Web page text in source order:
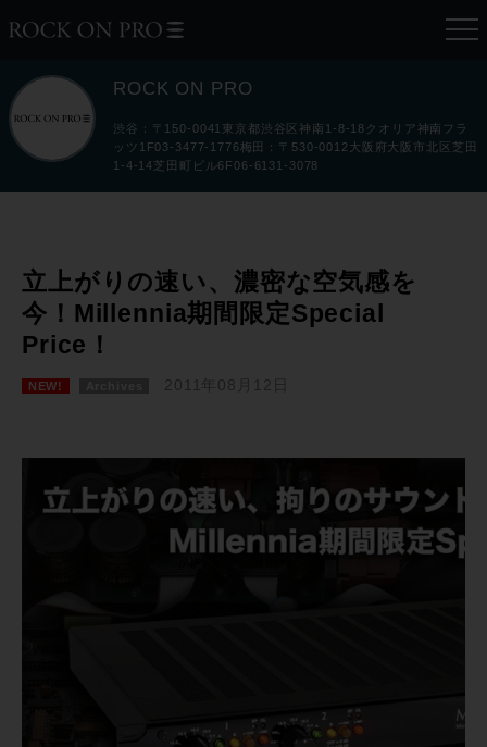
ROCK ON PRO
渋谷：〒150-0041東京都渋谷区神南1-8-18クオリア神南フラ
ッツ1F03-3477-1776梅田：〒530-0012大阪府大阪市北区芝田
1-4-14芝田町ビル6F06-6131-3078
立上がりの速い、濃密な空気感を
今！Millennia期間限定Special
Price！
NEW! 2011年08月12日